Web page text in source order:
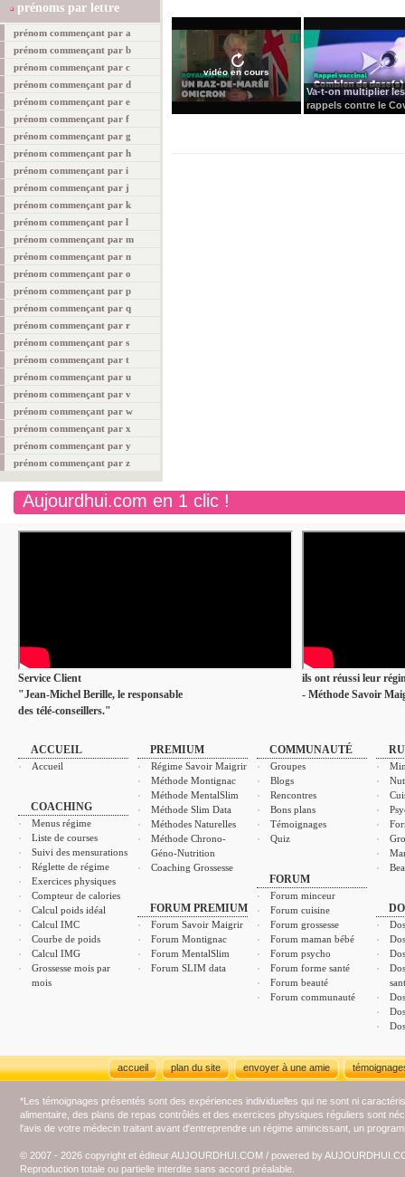
prénoms par lettre
prénom commençant par a
prénom commençant par b
prénom commençant par c
prénom commençant par d
prénom commençant par e
prénom commençant par f
prénom commençant par g
prénom commençant par h
prénom commençant par i
prénom commençant par j
prénom commençant par k
prénom commençant par l
prénom commençant par m
prénom commençant par n
prénom commençant par o
prénom commençant par p
prénom commençant par q
prénom commençant par r
prénom commençant par s
prénom commençant par t
prénom commençant par u
prénom commençant par v
prénom commençant par w
prénom commençant par x
prénom commençant par y
prénom commençant par z
vidéo en cours
Va-t-on multiplier les
rappels contre le
Aujourdhui.com en 1 clic !
Service Client
"Jean-Michel Berille, le responsable
des télé-conseillers."
ils ont réussi leur
- Méthode Savoir
ACCUEIL
Accueil
COACHING
Menus régime
Liste de courses
Suivi des mensurations
Réglette de régime
Exercices physiques
Compteur de calories
Calcul poids idéal
Calcul IMC
Courbe de poids
Calcul IMG
Grossesse mois par
mois
PREMIUM
Régime Savoir Maigrir
Méthode Montignac
Méthode MentalSlim
Méthode Slim Data
Méthodes Naturelles
Méthode Chrono-
Géno-Nutrition
Coaching Grossesse
FORUM PREMIUM
Forum Savoir Maigrir
Forum Montignac
Forum MentalSlim
Forum SLIM data
COMMUNAUTÉ
Groupes
Blogs
Rencontres
Bons plans
Témoignages
Quiz
FORUM
Forum minceur
Forum cuisine
Forum grossesse
Forum maman bébé
Forum psycho
Forum forme santé
Forum beauté
Forum communauté
accueil plan du site envoyer à une amie
*Les témoignages présentés sont des expériences individuelles qui ne sont ni
alimentaire, des plans de repas contrôlés et des exercices physiques réguliers sont
l'avis de votre médecin traitant avant d'entreprendre un régime amincissant, un
© 2007 - 2026 copyright et éditeur AUJOURDHUI.COM / powered by
Reproduction totale ou partielle interdite sans accord préalable.